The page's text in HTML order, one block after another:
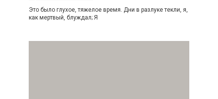
Это было глухое, тяжелое время. Дни в разлуке текли, я,
как мертвый, блуждал; Я